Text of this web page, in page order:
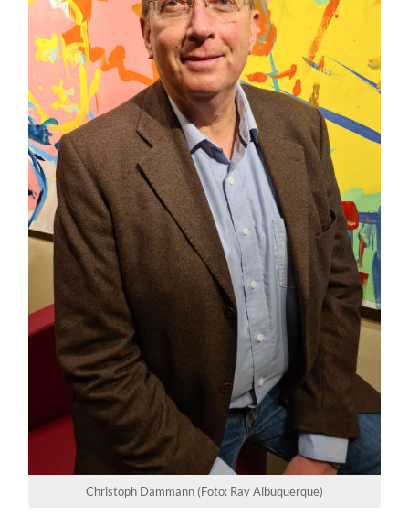
Christoph Dammann (Foto: Ray Albuquerque)